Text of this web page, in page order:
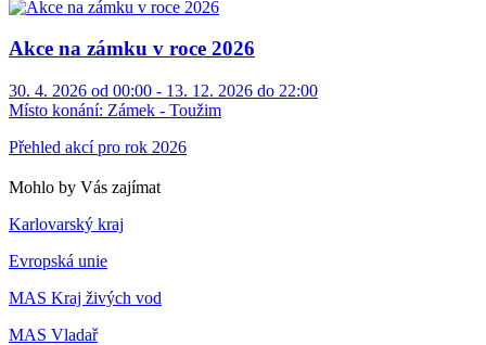
Akce na zámku v roce 2026
30. 4. 2026 od 00:00 - 13. 12. 2026 do 22:00
Místo konání: Zámek - Toužim
Přehled akcí pro rok 2026
Mohlo by Vás zajímat
Karlovarský kraj
Evropská unie
MAS Kraj živých vod
MAS Vladař